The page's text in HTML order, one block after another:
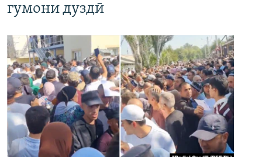
гумони дуздӣ